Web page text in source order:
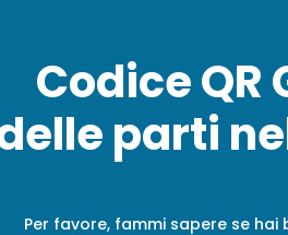
Codice QR
parti
Per favore, fammi sapere se